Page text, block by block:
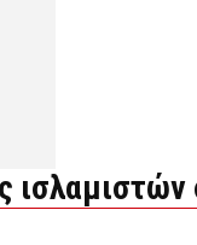
ισλαμιστών